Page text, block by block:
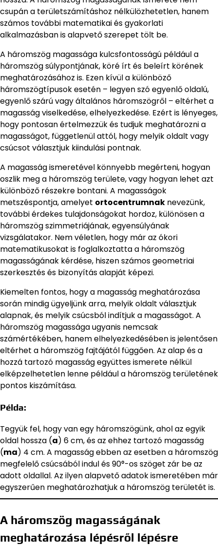
csupán a területszámításhoz nélkülözhetetlen, hanem
számos további matematikai és gyakorlati
alkalmazásban is alapvető szerepet tölt be.
A háromszög magassága kulcsfontosságú például a
háromszög súlypontjának, köré írt és beleírt körének
meghatározásához is. Ezen kívül a különböző
háromszögtípusok esetén – legyen szó egyenlő oldalú,
egyenlő szárú vagy általános háromszögről – eltérhet a
magasság viselkedése, elhelyezkedése. Ezért is lényeges,
hogy pontosan értelmezzük és tudjuk meghatározni a
magasságot, függetlenül attól, hogy melyik oldalt vagy
csúcsot választjuk kiindulási pontnak.
A magasság ismeretével könnyebb megérteni, hogyan
oszlik meg a háromszög területe, vagy hogyan lehet azt
különböző részekre bontani. A magasságok
metszéspontja, amelyet ortocentrumnak nevezünk,
további érdekes tulajdonságokat hordoz, különösen a
háromszög szimmetriájának, egyensúlyának
vizsgálatakor. Nem véletlen, hogy már az ókori
matematikusokat is foglalkoztatta a háromszög
magasságának kérdése, hiszen számos geometriai
szerkesztés és bizonyítás alapját képezi.
Kiemelten fontos, hogy a magasság meghatározása
során mindig ügyeljünk arra, melyik oldalt választjuk
alapnak, és melyik csúcsból indítjuk a magasságot. A
háromszög magassága ugyanis nemcsak
számértékében, hanem elhelyezkedésében is jelentősen
eltérhet a háromszög fajtájától függően. Az alap és a
hozzá tartozó magasság együttes ismerete nélkül
elképzelhetetlen lenne például a háromszög területének
pontos kiszámítása.
Példa:
Tegyük fel, hogy van egy háromszögünk, ahol az egyik
oldal hossza (a) 6 cm, és az ehhez tartozó magasság
(ma) 4 cm. A magasság ebben az esetben a háromszög
megfelelő csúcsából indul és 90°-os szöget zár be az
adott oldallal. Az ilyen alapvető adatok ismeretében már
egyszerűen meghatározhatjuk a háromszög területét is.
A háromszög magasságának
meghatározása lépésről lépésre